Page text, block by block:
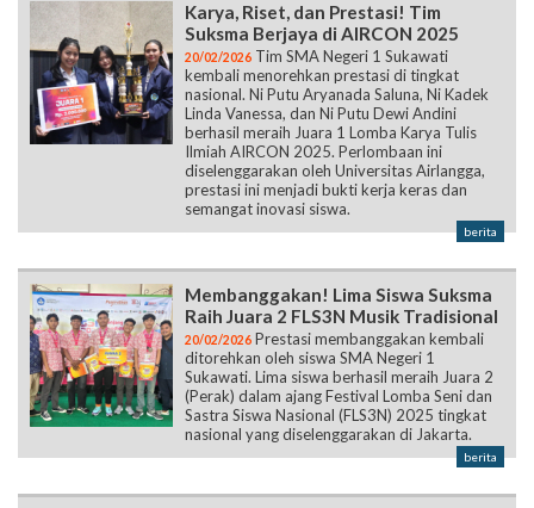
Karya, Riset, dan Prestasi! Tim
Suksma Berjaya di AIRCON 2025
20/02/2026 Tim SMA Negeri 1 Sukawati
kembali menorehkan prestasi di tingkat
nasional. Ni Putu Aryanada Saluna, Ni Kadek
Linda Vanessa, dan Ni Putu Dewi Andini
berhasil meraih Juara 1 Lomba Karya Tulis
Ilmiah AIRCON 2025. Perlombaan ini
diselenggarakan oleh Universitas Airlangga,
prestasi ini menjadi bukti kerja keras dan
semangat inovasi siswa.
berita
Membanggakan! Lima Siswa Suksma
Raih Juara 2 FLS3N Musik Tradisional
20/02/2026 Prestasi membanggakan kembali
ditorehkan oleh siswa SMA Negeri 1
Sukawati. Lima siswa berhasil meraih Juara 2
(Perak) dalam ajang Festival Lomba Seni dan
Sastra Siswa Nasional (FLS3N) 2025 tingkat
nasional yang diselenggarakan di Jakarta.
berita